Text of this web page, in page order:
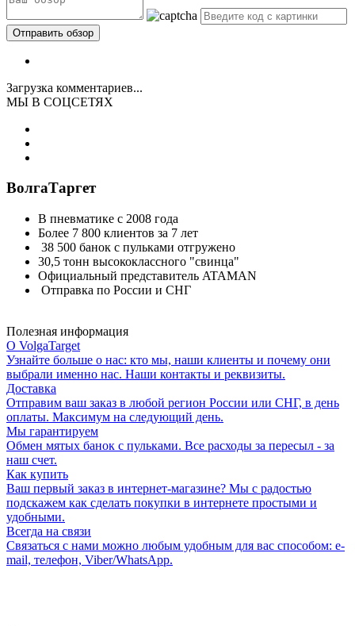
Загрузка комментариев...
МЫ В СОЦСЕТЯХ
ВолгаТаргет
В пневматике с 2008 года
Более 7 800 клиентов за 7 лет
38 500 банок с пульками отгружено
30,5 тонн высококлассного "свинца"
Официальный представитель ATAMAN
Отправка по России и СНГ
Полезная информация
О VolgaTarget
Узнайте больше о нас: кто мы, наши клиенты и почему они
выбрали именно нас. Наши контакты и реквизиты.
Доставка
Отправим ваш заказ в любой регион России или СНГ, в день
оплаты. Максимум на следующий день.
Мы гарантируем
Обмен мятых банок с пульками. Все расходы за пересыл - за
наш счет.
Как купить
Ваш первый заказ в интернет-магазине? Мы с радостью
подскажем как сделать покупки в интернете простыми и
удобными.
Всегда на связи
Связаться с нами можно любым удобным для вас способом: e-
mail, телефон, Viber/WhatsApp.